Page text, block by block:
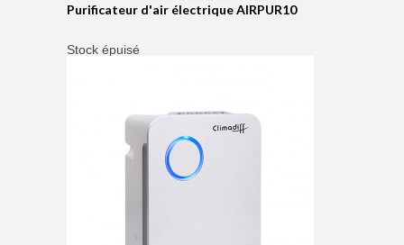
Purificateur d'air électrique AIRPUR10
Stock épuisé